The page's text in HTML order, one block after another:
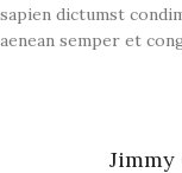
sapien dictumst
aenean semper et
Jimmy